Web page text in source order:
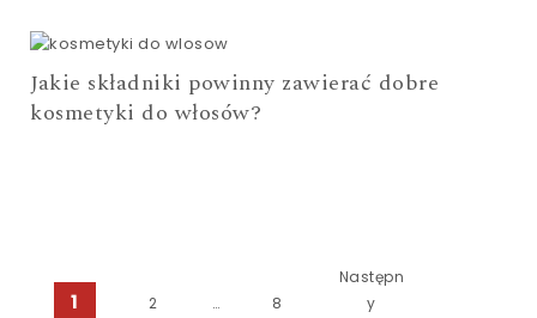
Jakie składniki powinny zawierać dobre
kosmetyki do włosów?
Stronicowanie wpisów
1 2 … 8
Następn
y